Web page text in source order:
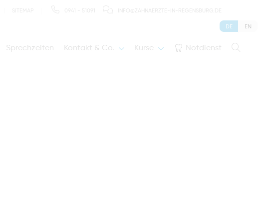
Sprechzeiten Kontakt & Co. Kurse Notdienst
DE EN